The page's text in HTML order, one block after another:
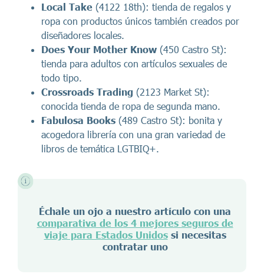
Local Take (4122 18th): tienda de regalos y
ropa con productos únicos también creados por
diseñadores locales.
Does Your Mother Know (450 Castro St):
tienda para adultos con artículos sexuales de
todo tipo.
Crossroads Trading (2123 Market St):
conocida tienda de ropa de segunda mano.
Fabulosa Books (489 Castro St): bonita y
acogedora librería con una gran variedad de
libros de temática LGTBIQ+.
Échale un ojo a nuestro artículo con una
comparativa de los 4 mejores seguros de
viaje para Estados Unidossi necesitas
contratar uno